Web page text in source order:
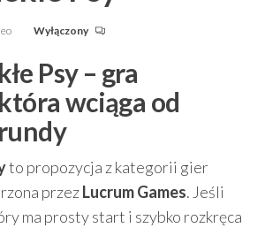
Wyłączony
Psy – gra
wciąga od
to propozycja z kategorii gier
przezLucrum Games. Jeśli
ma prosty start i szybko rozkręca